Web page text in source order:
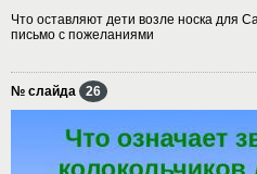
Что оставляют дети возле носка для
письмо с пожеланиями
№ слайда 26